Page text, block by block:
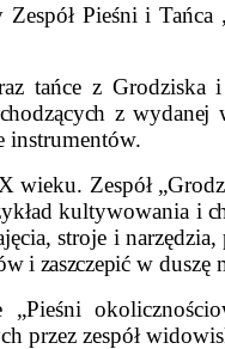
Pieśni i
tańce z
z
instrumentów.
Zespół
kultywowania i
stroje i
i zaszczepićw duszę
przez zespół